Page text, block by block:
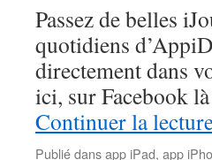
Passez de belles
quotidiens
directement dans
ici, sur Facebook
Continuer la
Publié dansapp iPad, app